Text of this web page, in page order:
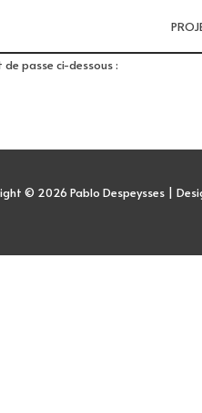
passe ci-dessous :
© 2026 Pablo Despeysses |